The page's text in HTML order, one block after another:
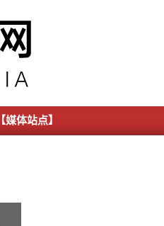
【媒体站点】